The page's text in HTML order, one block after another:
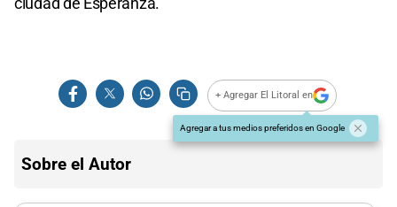
+ Agregar El Litoral en
Agregar a tus medios preferidos en Google
Sobre el Autor